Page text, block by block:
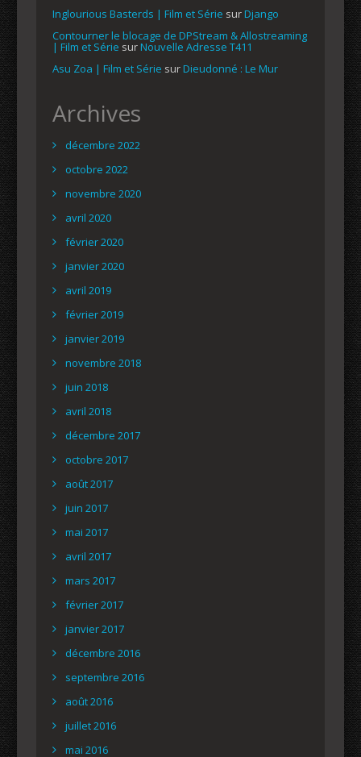
Inglourious Basterds | Film et Série surDjango
Contourner le blocage de DPStream & Allostreaming
| Film et Série surNouvelle Adresse T411
Asu Zoa | Film et Série surDieudonné : Le Mur
Archives
décembre 2022
octobre 2022
novembre 2020
avril 2020
février 2020
janvier 2020
avril 2019
février 2019
janvier 2019
novembre 2018
juin 2018
avril 2018
décembre 2017
octobre 2017
août 2017
juin 2017
mai 2017
avril 2017
mars 2017
février 2017
janvier 2017
décembre 2016
septembre 2016
août 2016
juillet 2016
mai 2016